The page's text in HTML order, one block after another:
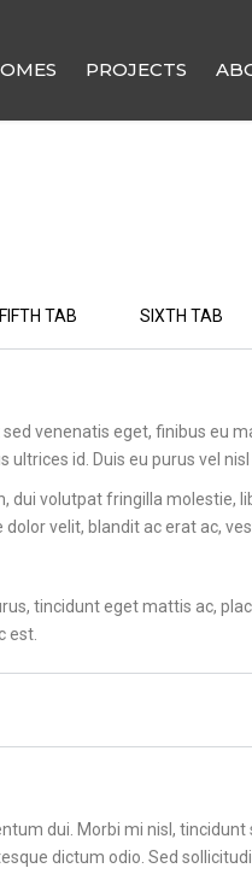
PROJECTS
FIFTH TAB SIXTH TAB
venenatis eget, finibus eu
id. Duis eu purus vel
volutpat fringilla molestie,
velit, blandit ac erat ac,
tincidunt eget mattis ac,
est.
dui. Morbi mi nisl, tincidunt
dictum odio. Sed